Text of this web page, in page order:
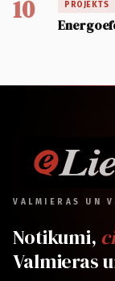
10 PROJEKTS
VALMIERAS UN
Notikumi,
Valmieras